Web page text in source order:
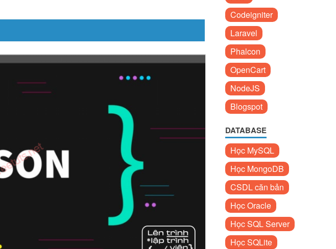
Codeigniter
Laravel
Phalcon
OpenCart
NodeJS
Blogspot
DATABASE
Học MySQL
Học MongoDB
CSDL căn bản
Học Oracle
Học SQL Server
Học SQLite